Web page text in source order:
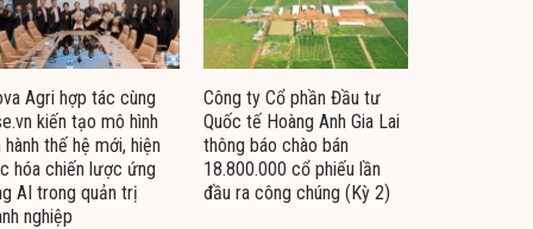
Agri hợp tác cùng
kiến tạo mô hình
hành thế hệ mới, hiện
hóa chiến lược ứng
AI trong quản trị
nghiệp
Công ty Cổ phần Đầu tư
Quốc tế Hoàng Anh Gia Lai
thông báo chào bán
18.800.000 cổ phiếu lần
đầu ra công chúng (Kỳ 2)